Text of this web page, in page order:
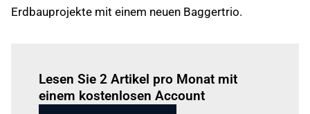
Erdbauprojekte mit einem neuen Baggertrio.
Lesen Sie 2 Artikel pro Monat mit
einem kostenlosen Account